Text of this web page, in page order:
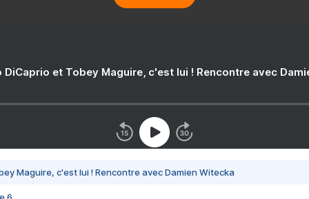
DiCaprio et Tobey Maguire, c'est lui ! Rencontre avec
Maguire, c'est lui ! Rencontre avec Damien Witecka